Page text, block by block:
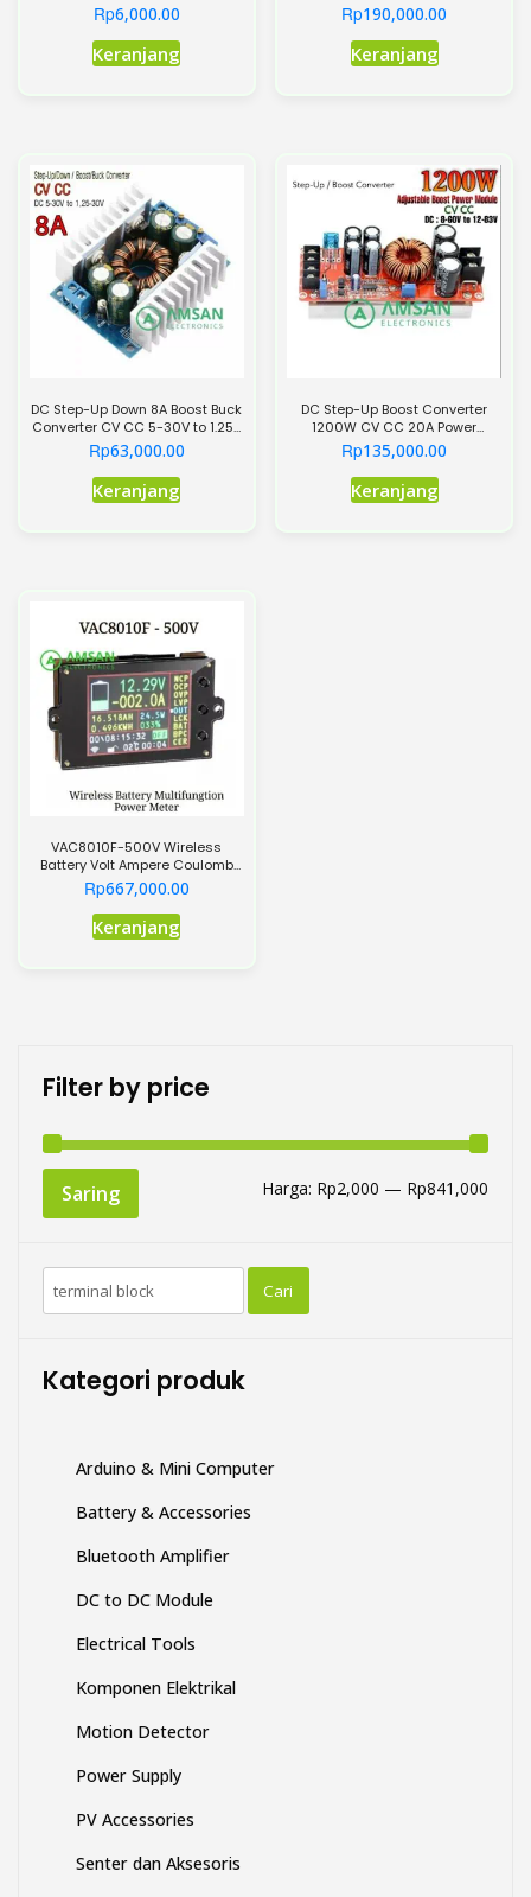
623-923
Rp6,000.00
KeranjangProduk
ini
dapat
diambil
di
halaman
DC Wattmeter
Rp190,000.00
Keranjang
DC Step-Up Down 8A Boost Buck
Converter CV CC 5-30V to 1.25-
30V
Rp63,000.00
Keranjang
DC Step-Up Boost Converter
1200W CV CC 20A Power
Supplay 6-80V
Rp135,000.00
Keranjang
VAC8010F-500V Wireless
Battery Volt Ampere Coulomb
DC Watt Meter 500A
Rp667,000.00
KeranjangProduk
ini
diambil
Filter by price
Saring Harga: Rp2,000 — Rp841,000
Pencarian
untuk:
Cari
Kategori produk
Arduino & Mini Computer
Battery & Accessories
Bluetooth Amplifier
DC to DC Module
Electrical Tools
Komponen Elektrikal
Motion Detector
Power Supply
PV Accessories
Senter dan Aksesoris